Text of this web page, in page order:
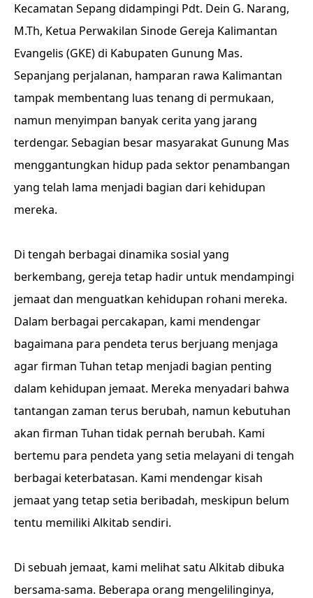
Kecamatan Sepang didampingi Pdt. Dein G. Narang,
M.Th, Ketua Perwakilan Sinode Gereja Kalimantan
Evangelis (GKE) di Kabupaten Gunung Mas.
Sepanjang perjalanan, hamparan rawa Kalimantan
tampak membentang luas tenang di permukaan,
namun menyimpan banyak cerita yang jarang
terdengar. Sebagian besar masyarakat Gunung Mas
menggantungkan hidup pada sektor penambangan
yang telah lama menjadi bagian dari kehidupan
mereka.
Di tengah berbagai dinamika sosial yang
berkembang, gereja tetap hadir untuk mendampingi
jemaat dan menguatkan kehidupan rohani mereka.
Dalam berbagai percakapan, kami mendengar
bagaimana para pendeta terus berjuang menjaga
agar firman Tuhan tetap menjadi bagian penting
dalam kehidupan jemaat. Mereka menyadari bahwa
tantangan zaman terus berubah, namun kebutuhan
akan firman Tuhan tidak pernah berubah. Kami
bertemu para pendeta yang setia melayani di tengah
berbagai keterbatasan. Kami mendengar kisah
jemaat yang tetap setia beribadah, meskipun belum
tentu memiliki Alkitab sendiri.
Di sebuah jemaat, kami melihat satu Alkitab dibuka
bersama-sama. Beberapa orang mengelilinginya,